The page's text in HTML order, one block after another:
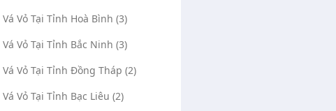
(0)
_, Phường Thành Nhất, Thành phố
Buôn Ma Thuột, Tỉnh Đắk Lắk
Mở Google Maps
Vá Vỏ Tại Tỉnh Hoà Bình (3)
Vá Vỏ Tại Tỉnh Bắc Ninh (3)
Vá Vỏ Tại Tỉnh Đồng Tháp (2)
Vá Vỏ Tại Tỉnh Bạc Liêu (2)